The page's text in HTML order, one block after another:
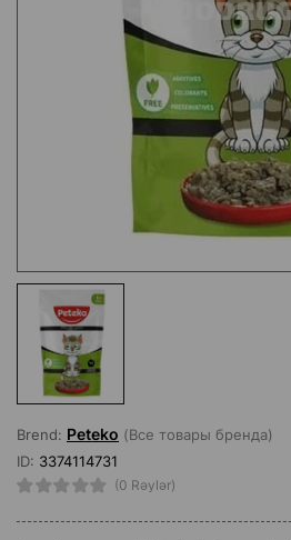
Brend: Peteko (Все товары бренда)
ID: 3374114731
(0 Rəylər)